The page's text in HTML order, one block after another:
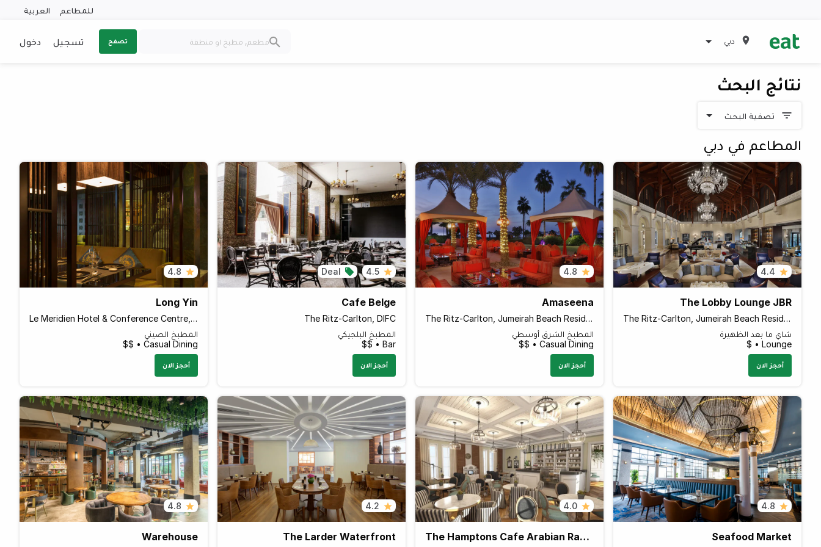
للمطاعم العربية
دبي تصفح تسجيل دخول
نتائج البحث
تصفية البحث
المطاعم في دبي
4.4
The Lobby Lounge JBR
The Ritz-Carlton, Jumeirah Beach Residence (JBR)
شاي ما بعد الظهيرة
Lounge • $
أحجز الان
4.8
Amaseena
The Ritz-Carlton, Jumeirah Beach Residence (JBR)
المطبخ الشرق أوسطي
Casual Dining • $$
أحجز الان
4.5
Deal
Cafe Belge
The Ritz-Carlton, DIFC
المطبخ البلجيكي
Bar • $$
أحجز الان
4.8
Long Yin
Le Meridien Hotel & Conference Centre, Al Garhoud
المطبخ الصيني
Casual Dining • $$
أحجز الان
4.8
Seafood Market
4.0
The Hamptons Cafe Arabian Ranches
4.2
The Larder Waterfront
4.8
Warehouse